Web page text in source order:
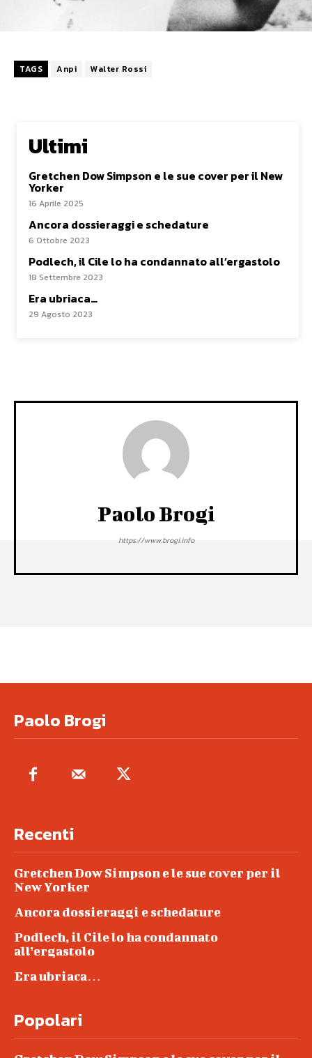
TAGS Anpi Walter Rossi
Ultimi
Gretchen Dow Simpson e le sue cover per il New
Yorker
16 Aprile 2025
Ancora dossieraggi e schedature
6 Ottobre 2023
Podlech, il Cile lo ha condannato all’ergastolo
18 Settembre 2023
Era ubriaca…
29 Agosto 2023
Paolo Brogi
https://www.brogi.info
Paolo Brogi
Recenti
Gretchen Dow Simpson e le sue cover per il
New Yorker
Ancora dossieraggi e schedature
Podlech, il Cile lo ha condannato
all’ergastolo
Era ubriaca…
Popolari